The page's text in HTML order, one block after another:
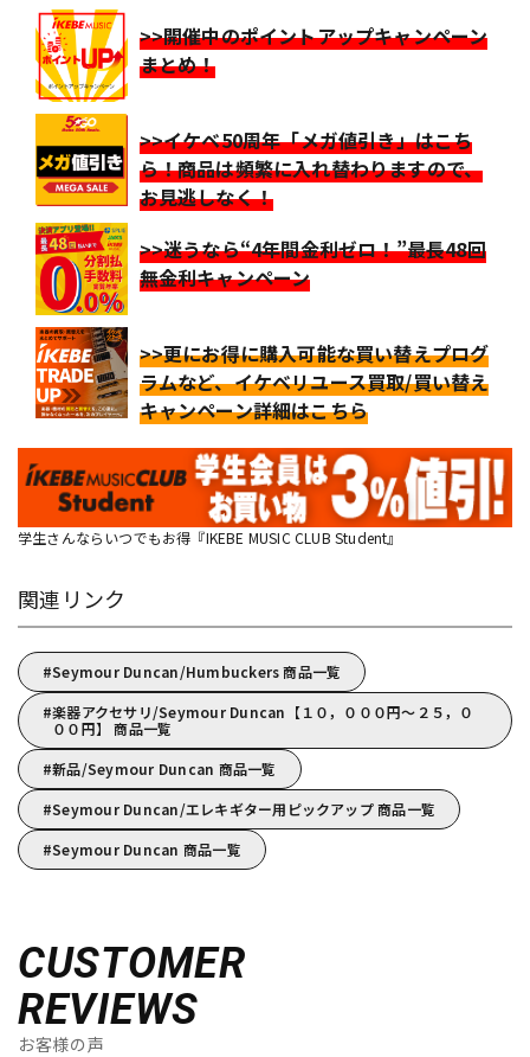
>>開催中のポイントアップキャンペーン
まとめ！
>>イケベ50周年「メガ値引き」はこち
ら！商品は頻繁に入れ替わりますので、
お見逃しなく！
>>迷うなら“4年間金利ゼロ！”最長48回
無金利キャンペーン
>>更にお得に購入可能な買い替えプログ
ラムなど、イケベリユース買取/買い替え
キャンペーン詳細はこちら
学生さんならいつでもお得『IKEBE MUSIC CLUB Student』
関連リンク
Seymour Duncan/Humbuckers 商品一覧
楽器アクセサリ/Seymour Duncan【１０，０００円～２５，０
００円】 商品一覧
新品/Seymour Duncan 商品一覧
Seymour Duncan/エレキギター用ピックアップ 商品一覧
Seymour Duncan 商品一覧
CUSTOMER
REVIEWS
お客様の声